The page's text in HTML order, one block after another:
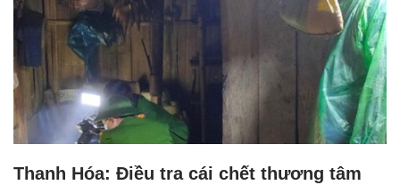
Thanh Hóa: Điều tra cái chết thương tâm